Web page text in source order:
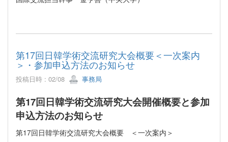
第17回日韓学術交流研究大会概要＜一次案内
＞・参加申込方法のお知らせ
投稿日時 : 02/08 事務局
第17回日韓学術交流研究大会開催概要と参加
申込方法のお知らせ
第17回日韓学術交流研究大会概要 ＜一次案内＞